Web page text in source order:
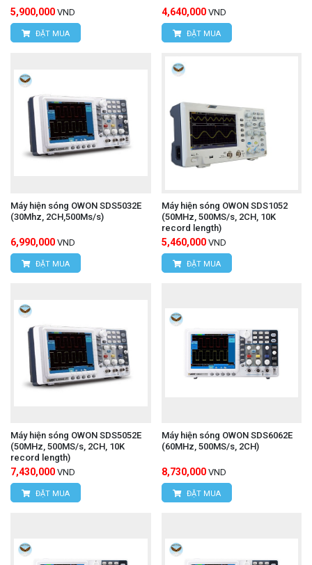
5,900,000 VND
ĐẶT MUA
4,640,000 VND
ĐẶT MUA
Máy hiện sóng OWON SDS5032E
(30Mhz, 2CH,500Ms/s)
6,990,000 VND
ĐẶT MUA
Máy hiện sóng OWON SDS1052
(50MHz, 500MS/s, 2CH, 10K
record length)
5,460,000 VND
ĐẶT MUA
Máy hiện sóng OWON SDS5052E
(50MHz, 500MS/s, 2CH, 10K
record length)
7,430,000 VND
ĐẶT MUA
Máy hiện sóng OWON SDS6062E
(60MHz, 500MS/s, 2CH)
8,730,000 VND
ĐẶT MUA